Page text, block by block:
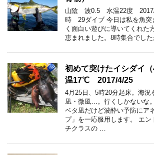
山陰 波0.5 水温22度 2017/
時 29ダイブ 今日は私を魚突
く面白い遊びに導いてくれた
恵まれました。8時集合でし
初めて突けたイシダ
温17℃ 2017/4/25
4月25日、5時20分起床。海況
凪・微風…。行くしかないな
ベタ凪だけど波酔い予防にア
プ」を一応服用します。 エン
チクラスの …